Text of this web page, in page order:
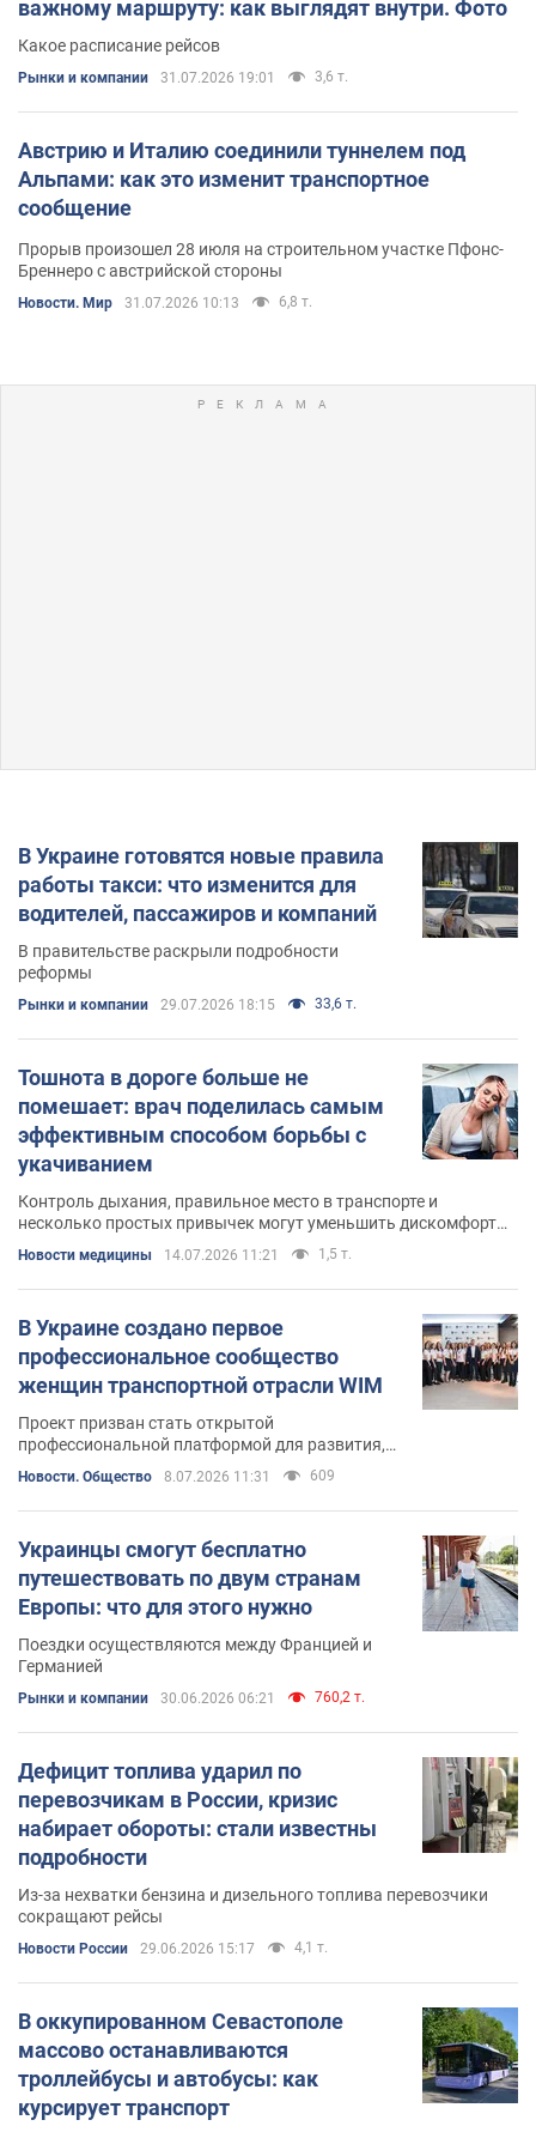
важному маршруту: как выглядят внутри. Фото
Какое расписание рейсов
Рынки и компании 31.07.2026 19:01 3,6 т.
Австрию и Италию соединили туннелем под
Альпами: как это изменит транспортное
сообщение
Прорыв произошел 28 июля на строительном участке Пфонс-
Бреннеро с австрийской стороны
Новости. Мир 31.07.2026 10:13 6,8 т.
В Украине готовятся новые правила
работы такси: что изменится для
водителей, пассажиров и компаний
В правительстве раскрыли подробности
реформы
Рынки и компании 29.07.2026 18:15 33,6 т.
Тошнота в дороге больше не
помешает: врач поделилась самым
эффективным способом борьбы с
укачиванием
Контроль дыхания, правильное место в транспорте и
несколько простых привычек могут уменьшить дискомфорт
Новости медицины 14.07.2026 11:21 1,5 т.
В Украине создано первое
профессиональное сообщество
женщин транспортной отрасли WIM
Проект призван стать открытой
профессиональной платформой для развития,
формирования новой культуры лидерства в
транспортной сфере
Новости. Общество 8.07.2026 11:31 609
Украинцы смогут бесплатно
путешествовать по двум странам
Европы: что для этого нужно
Поездки осуществляются между Францией и
Германией
Рынки и компании 30.06.2026 06:21 760,2 т.
Дефицит топлива ударил по
перевозчикам в России, кризис
набирает обороты: стали известны
подробности
Из-за нехватки бензина и дизельного топлива перевозчики
сокращают рейсы
Новости России 29.06.2026 15:17 4,1 т.
В оккупированном Севастополе
массово останавливаются
троллейбусы и автобусы: как
курсирует транспорт